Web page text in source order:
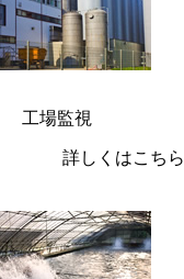
工場監視
詳しくはこちら